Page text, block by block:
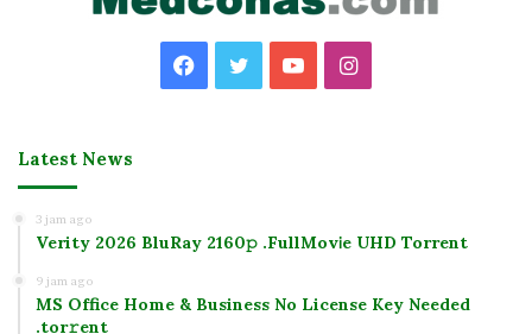
Facebook
TwitterYouTubeInstagram
Latest News
3 jam ago
Verity 2026 BluRay 2160𝚙 .FullMov𝗂e UHD Torrent
9 jam ago
MS Office Home & Business No License Key Needed
.tоr𝚛еnt